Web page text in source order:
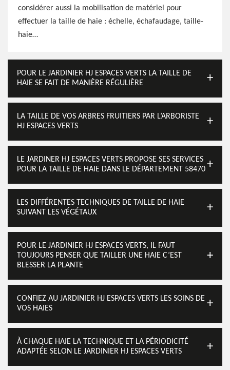
considérer aussi la mobilisation de matériel pour
effectuer la taille de haie : échelle, échafaudage, taille-
haie…
POUR LE JARDINIER HJ ESPACES VERTS LA TAILLE DE
HAIE SE FAIT DE MANIÈRE RÉGULIÈRE
LA TAILLE DE VOS ARBRES FRUITIERS PAR L’ARBORISTE
HJ ESPACES VERTS
LE JARDINER HJ ESPACES VERTS PROPOSE SES SERVICES
POUR LA TAILLE DE HAIE DANS LE DÉPARTEMENT 58470
LES DIFFÉRENTES TECHNIQUES DE TAILLE DE HAIE
SUIVANT LES VÉGÉTAUX
POUR LE JARDINIER HJ ESPACES VERTS, IL FAUT
TOUJOURS PENSER QUE TAILLER UNE HAIE C’EST
BLESSER LA PLANTE
CONFIEZ AU JARDINIER HJ ESPACES VERTS LES SOINS DE
VOS HAIES
À CHAQUE HAIE LA TECHNIQUE ET LA PÉRIODICITÉ
ADAPTÉE SELON LE JARDINIER HJ ESPACES VERTS